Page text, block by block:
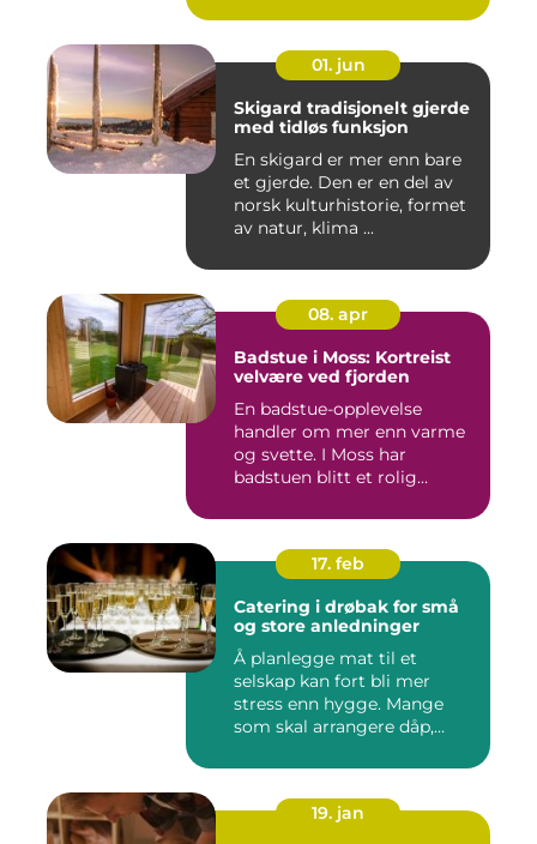
01. jun
Skigard tradisjonelt gjerde
med tidløs funksjon
En skigard er mer enn bare
et gjerde. Den er en del av
norsk kulturhistorie, formet
av natur, klima ...
08. apr
Badstue i Moss: Kortreist
velvære ved fjorden
En badstue-opplevelse
handler om mer enn varme
og svette. I Moss har
badstuen blitt et rolig
17. feb
Catering i drøbak for små
og store anledninger
Å planlegge mat til et
selskap kan fort bli mer
stress enn hygge. Mange
som skal arrangere dåp,
19. jan